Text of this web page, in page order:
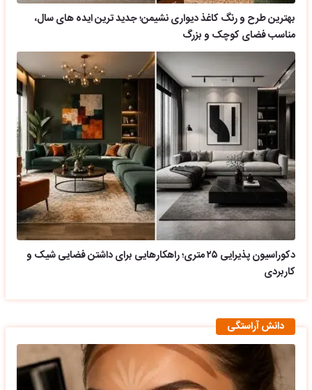
بهترین طرح و رنگ کاغذ دیواری نشیمن؛ جدید ترین ایده های سال،
مناسب فضای کوچک و بزرگ
دکوراسیون پذیرایی ۲۵ متری؛ راهکارهایی برای داشتن فضایی شیک و
کاربردی
دانش آراستگی